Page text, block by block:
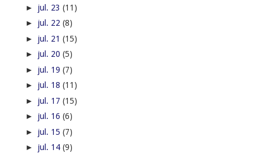
► jul. 23 (11)
► jul. 22 (8)
► jul. 21 (15)
► jul. 20 (5)
► jul. 19 (7)
► jul. 18 (11)
► jul. 17 (15)
► jul. 16 (6)
► jul. 15 (7)
► jul. 14 (9)